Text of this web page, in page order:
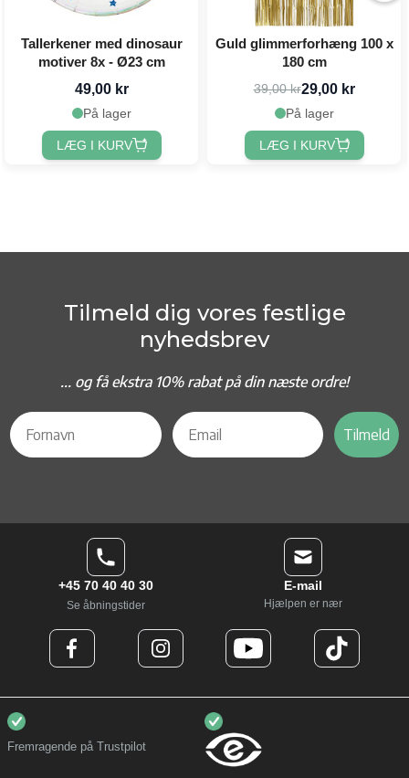
Tallerkener med dinosaur
motiver 8x - Ø23 cm
49,00 kr
På lager
LÆG I KURV
Guld glimmerforhæng 100 x
180 cm
39,00 kr29,00 kr
På lager
LÆG I KURV
Tilmeld dig vores festlige
nyhedsbrev
... og få ekstra 10% rabat på din næste ordre!
Tilmeld
+45 70 40 40 30
Se åbningstider
E-mail
Hjælpen er nær
Fremragende på Trustpilot